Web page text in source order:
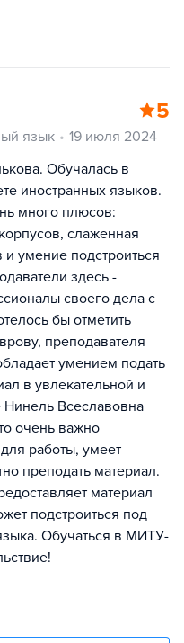
5
язык
19 июля 2024
Обучалась в
иностранных языков.
много плюсов:
слаженная
и умение подстроиться
здесь -
своего дела с
бы отметить
преподавателя
умением подать
в увлекательной и
Всеславовна
очень важно
работы, умеет
преподать материал.
материал
подстроиться под
Обучаться в МИТУ-